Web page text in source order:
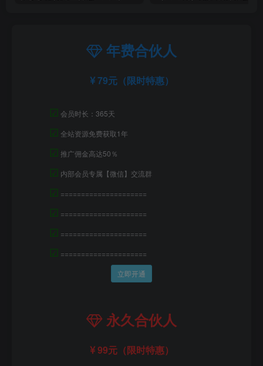
年费合伙人
79元（限时特惠）
☑ 会员时长：365天
☑ 全站资源免费获取1年
☑ 推广佣金高达50％
☑ 内部会员专属【微信】交流群
☑ =====================
☑ =====================
☑ =====================
☑ =====================
立即开通
永久合伙人
99元（限时特惠）